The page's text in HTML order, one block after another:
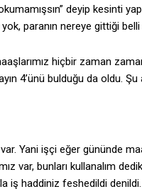
deyip kesinti
paranın nereye gittiği
hiçbir zaman
4’ünü bulduğu da oldu.
Yani işçi eğer gününde
var, bunları kullanalım
iş haddiniz feshedildi